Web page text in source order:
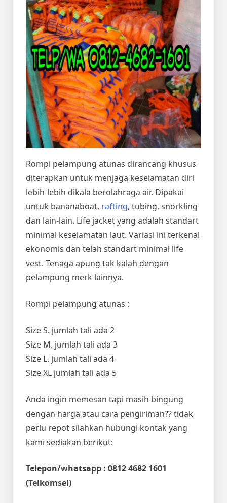
Rompi pelampung atunas dirancang khusus
diterapkan untuk menjaga keselamatan diri
lebih-lebih dikala berolahraga air. Dipakai
untuk bananaboat, rafting, tubing, snorkling
dan lain-lain. Life jacket yang adalah standart
minimal keselamatan laut. Variasi ini terkenal
ekonomis dan telah standart minimal life
vest. Tenaga apung tak kalah dengan
pelampung merk lainnya.
Rompi pelampung atunas :
Size S. jumlah tali ada 2
Size M. jumlah tali ada 3
Size L. jumlah tali ada 4
Size XL jumlah tali ada 5
Anda ingin memesan tapi masih bingung
dengan harga atau cara pengiriman?? tidak
perlu repot silahkan hubungi kontak yang
kami sediakan berikut:
Telepon/whatsapp : 0812 4682 1601
(Telkomsel)